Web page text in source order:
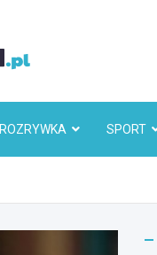
ROZRYWKA SPORT